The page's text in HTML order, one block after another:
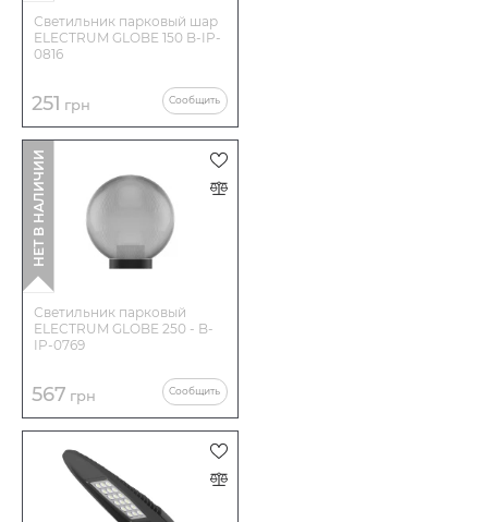
Светильник парковый шар
ELECTRUM GLOBE 150 B-IP-
0816
251 грн Сообщить
Светильник парковый
ELECTRUM GLOBE 250 - B-
IP-0769
567 грн Сообщить
НЕТ В НАЛИЧИИ